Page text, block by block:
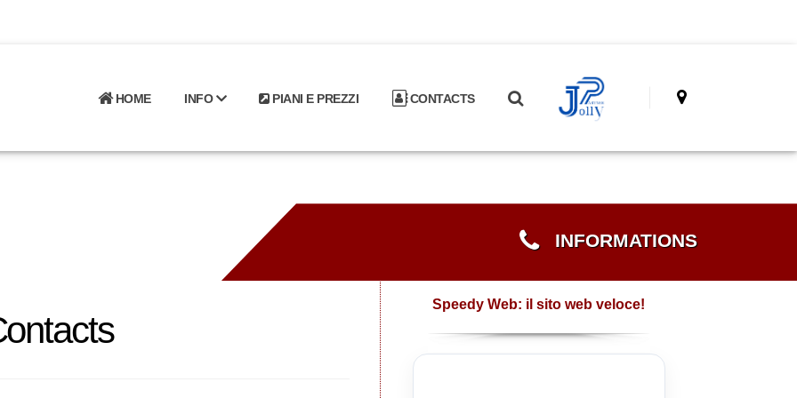
HOME INFO PIANI E PREZZI CONTACTS
INFORMATIONS
Speedy Web: il sito web veloce!